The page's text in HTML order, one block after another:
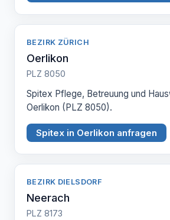
BEZIRK ZÜRICH
Oerlikon
PLZ 8050
Spitex Pflege, Betreuung und
Oerlikon (PLZ 8050).
Spitex in Oerlikon anfragen
BEZIRK DIELSDORF
Neerach
PLZ 8173